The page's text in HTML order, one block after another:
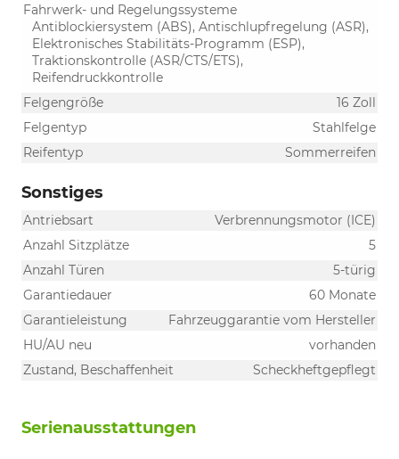
Fahrwerk- und Regelungssysteme
Antiblockiersystem (ABS), Antischlupfregelung (ASR),
Elektronisches Stabilitäts-Programm (ESP),
Traktionskontrolle (ASR/CTS/ETS),
Reifendruckkontrolle
Felgengröße
16 Zoll
Felgentyp
Stahlfelge
Reifentyp
Sommerreifen
Sonstiges
Antriebsart
Verbrennungsmotor (ICE)
Anzahl Sitzplätze
5
Anzahl Türen
5-türig
Garantiedauer
60 Monate
Garantieleistung
Fahrzeuggarantie vom Hersteller
HU/AU neu
vorhanden
Zustand, Beschaffenheit
Scheckheftgepflegt
Serienausstattungen